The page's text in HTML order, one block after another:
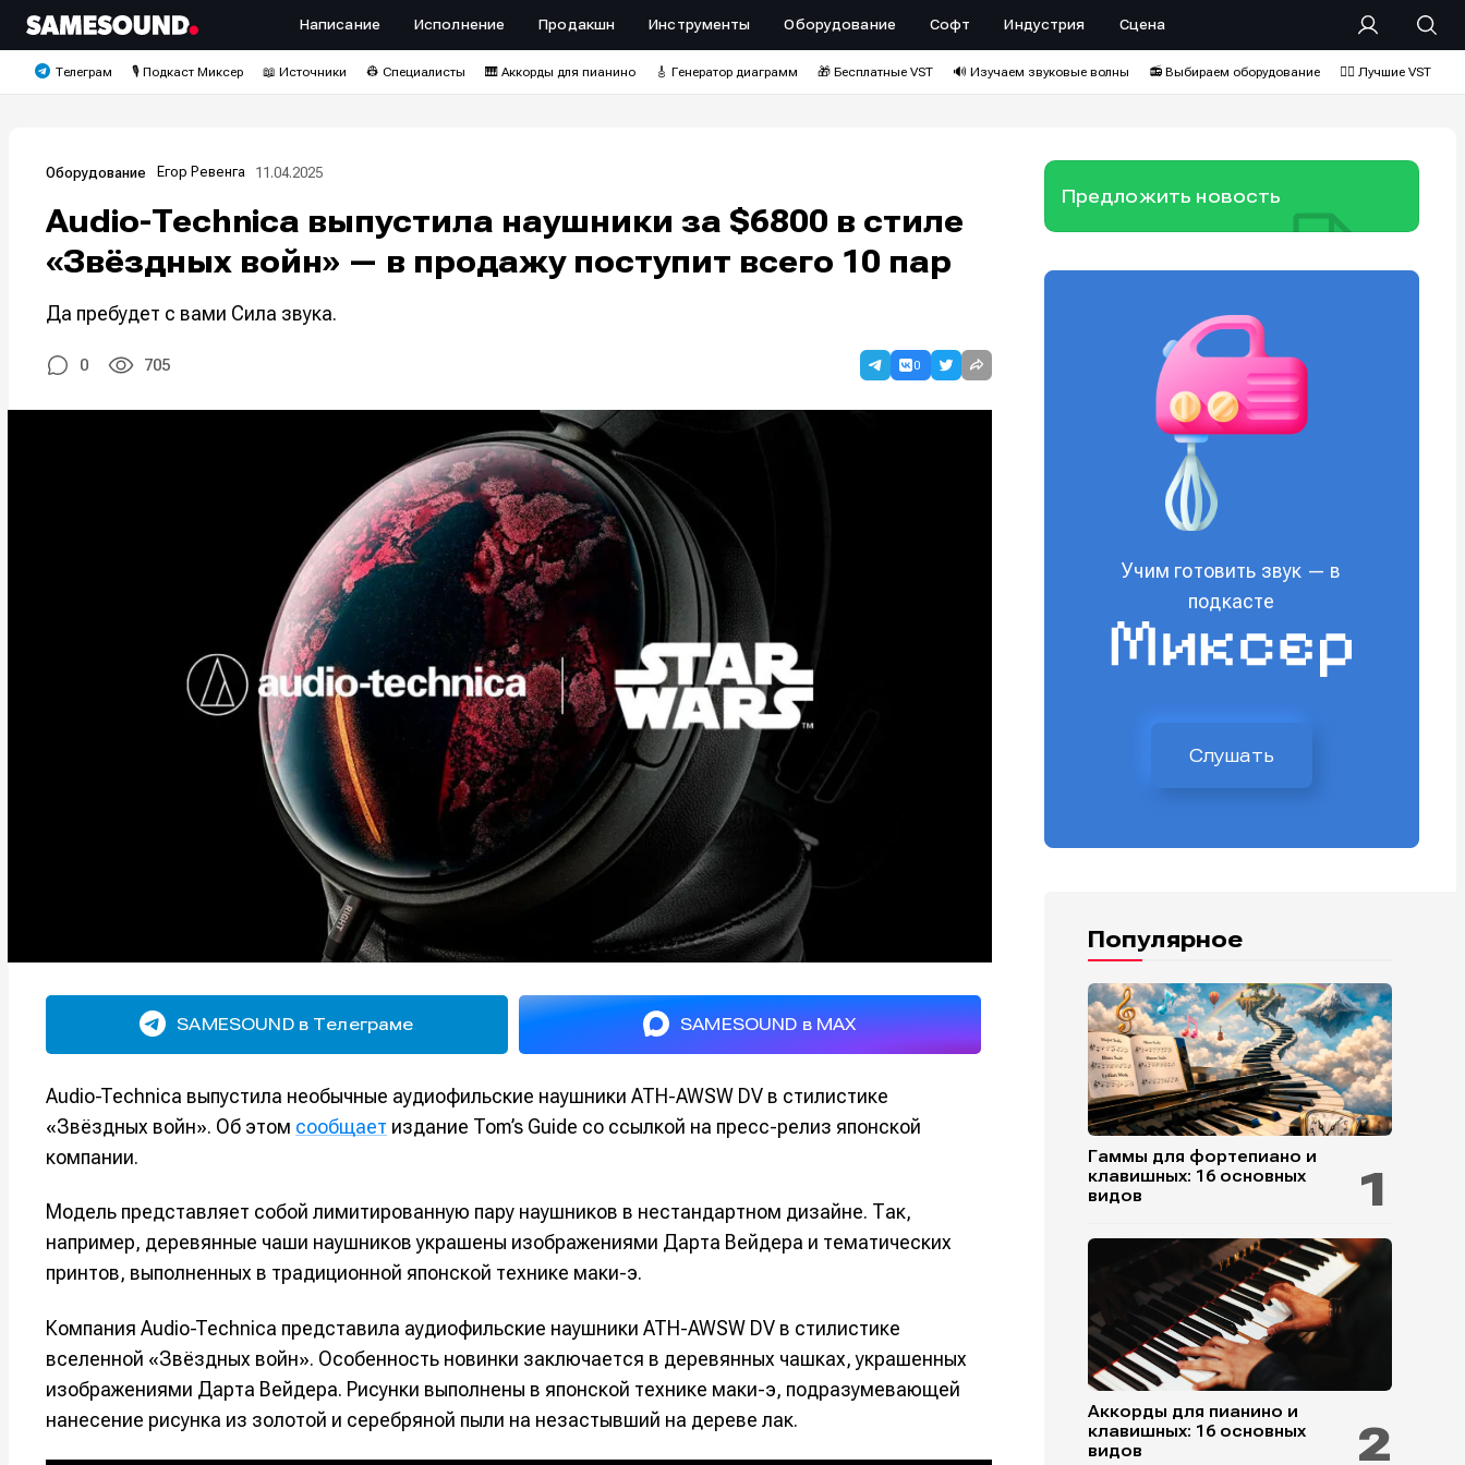
Написание Исполнение Продакшн Инструменты Оборудование Софт Индустрия Сцена
Телеграм 🎙️ Подкаст Миксер 📖 Источники 👷 Специалисты 🎹 Аккорды для пианино 🎸 Генератор диаграмм 🎁 Бесплатные VST 🔊 Изучаем звуковые волны 📻 Выбираем оборудование ❤️‍🔥 Лучшие VST
Оборудование Егор Ревенга 11.04.2025
Audio-Technica выпустила наушники за $6800 в стиле
«Звёздных войн» — в продажу поступит всего 10 пар
Да пребудет с вами Сила звука.
0 705 0
SAMESOUND в Телеграме SAMESOUND в MAX
Audio-Technica выпустила необычные аудиофильские наушники ATH-AWSW DV в стилистике
«Звёздных войн». Об этом сообщает издание Tom’s Guide со ссылкой на пресс-релиз японской
компании.
Модель представляет собой лимитированную пару наушников в нестандартном дизайне. Так,
например, деревянные чаши наушников украшены изображениями Дарта Вейдера и тематических
принтов, выполненных в традиционной японской технике маки-э.
Компания Audio-Technica представила аудиофильские наушники ATH-AWSW DV в стилистике
вселенной «Звёздных войн». Особенность новинки заключается в деревянных чашках, украшенных
изображениями Дарта Вейдера. Рисунки выполнены в японской технике маки-э, подразумевающей
нанесение рисунка из золотой и серебряной пыли на незастывший на дереве лак.
Предложить новость
Учим готовить звук — в
подкасте
Слушать
Популярное
Гаммы для фортепиано и
клавишных: 16 основных
видов
Аккорды для пианино и
клавишных: 16 основных
видов